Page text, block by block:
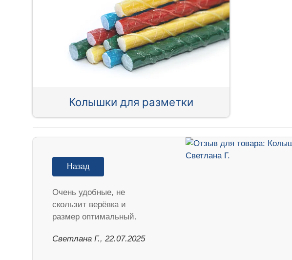
Колышки для разметки
Назад
Очень удобные, не
скользит верёвка и
размер оптимальный.
Светлана Г., 22.07.2025